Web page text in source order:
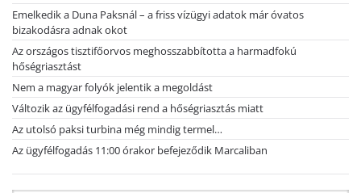
Emelkedik a Duna Paksnál – a friss vízügyi adatok már óvatos
bizakodásra adnak okot
Az országos tisztifőorvos meghosszabbította a harmadfokú
hőségriasztást
Nem a magyar folyók jelentik a megoldást
Változik az ügyfélfogadási rend a hőségriasztás miatt
Az utolsó paksi turbina még mindig termel…
Az ügyfélfogadás 11:00 órakor befejeződik Marcaliban